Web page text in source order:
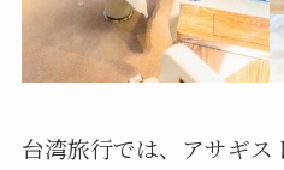
台湾旅行では、アサギス